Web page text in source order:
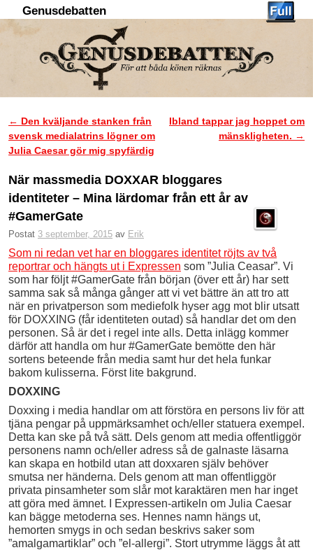
Genusdebatten
Inläggsnavigering
← Den kväljande stanken från
svensk medialatrins lögner om
Julia Caesar gör mig spyfärdig
Ibland tappar jag hoppet om
mänskligheten. →
När massmedia DOXXAR bloggares
identiteter – Mina lärdomar från ett år av
#GamerGate
Postat 3 september, 2015 av Erik
Som ni redan vet har en bloggares identitet röjts av två
reportrar och hängts ut i Expressen som ”Julia Ceasar”. Vi
som har följt #GamerGate från början (över ett år) har sett
samma sak så många gånger att vi vet bättre än att tro att
när en privatperson som mediefolk hyser agg mot blir utsatt
för DOXXING (får identiteten outad) så handlar det om den
personen. Så är det i regel inte alls. Detta inlägg kommer
därför att handla om hur #GamerGate bemötte den här
sortens beteende från media samt hur det hela funkar
bakom kulisserna. Först lite bakgrund.
DOXXING
Doxxing i media handlar om att förstöra en persons liv för att
tjäna pengar på uppmärksamhet och/eller statuera exempel.
Detta kan ske på två sätt. Dels genom att media offentliggör
personens namn och/eller adress så de galnaste läsarna
kan skapa en hotbild utan att doxxaren själv behöver
smutsa ner händerna. Dels genom att man offentliggör
privata pinsamheter som slår mot karaktären men har inget
att göra med ämnet. I Expressen-artikeln om Julia Caesar
kan bägge metoderna ses. Hennes namn hängs ut,
hemorten smygs in och sedan beskrivs saker som
”amalgamartiklar” och ”el-allergi”. Stort utrymme läggs åt att